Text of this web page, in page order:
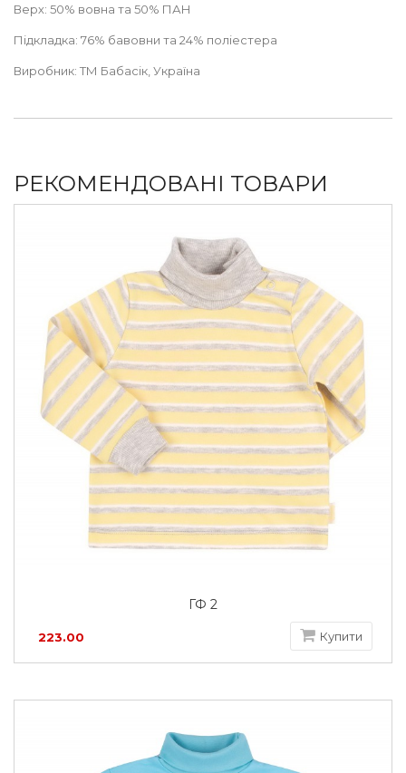
Верх: 50% вовна та 50% ПАН
Підкладка: 76% бавовни та 24% поліестера
Виробник: ТМ Бабасік, Україна
РЕКОМЕНДОВАНІ ТОВАРИ
ГФ 2
223.00 Купити